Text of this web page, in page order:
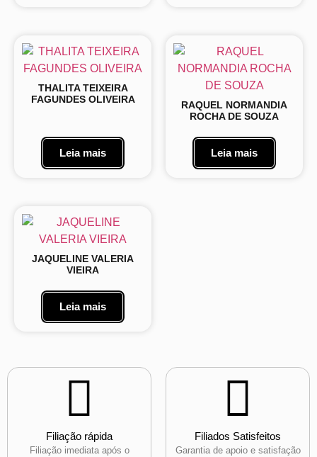
THALITA TEIXEIRA
FAGUNDES OLIVEIRA
Leia mais
RAQUEL NORMANDIA
ROCHA DE SOUZA
Leia mais
JAQUELINE VALERIA
VIEIRA
Leia mais
Filiação rápida
Filiação imediata após o
Filiados Satisfeitos
Garantia de apoio e satisfação